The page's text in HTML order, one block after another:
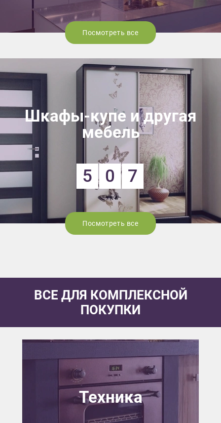
Посмотреть все
Шкафы-купе и другая
мебель
5 0 7
Посмотреть все
ВСЕ ДЛЯ КОМПЛЕКСНОЙ
ПОКУПКИ
Техника